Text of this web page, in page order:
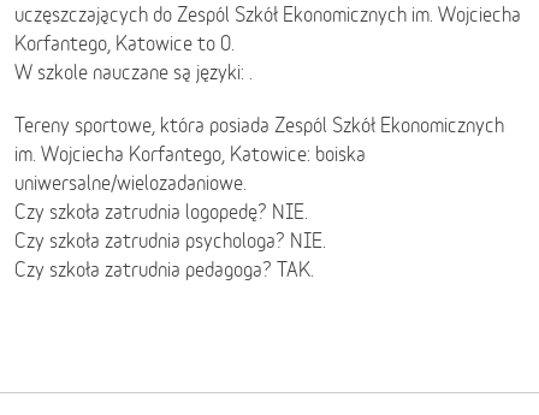
uczęszczających do Zespól Szkół Ekonomicznych im. Wojciecha
Korfantego, Katowice to 0.
W szkole nauczane są języki: .
Tereny sportowe, która posiada Zespól Szkół Ekonomicznych
im. Wojciecha Korfantego, Katowice: boiska
uniwersalne/wielozadaniowe.
Czy szkoła zatrudnia logopedę? NIE.
Czy szkoła zatrudnia psychologa? NIE.
Czy szkoła zatrudnia pedagoga? TAK.